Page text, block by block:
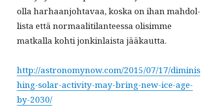
olla harhaan­jo­htavaa, kos­ka on ihan mah­dol­
lista että nor­maal­i­ti­lanteessa olisimme
matkalla kohti jonkin­laista jääkautta.
http://astronomynow.com/2015/07/17/diminis
hing-solar-activity-may-bring-new-ice-age-
by-2030/